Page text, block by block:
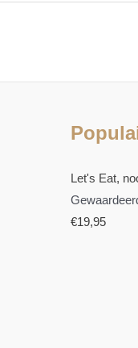
Let's Eat,
€19,95